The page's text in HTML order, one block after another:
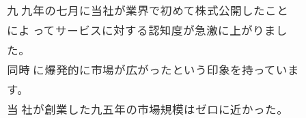
九 九年の七月に当社が業界で初めて株式公開したこと
によ ってサービスに対する認知度が急激に上がりまし
た。
同時 に爆発的に市場が広がったという印象を持っていま
す。
当 社が創業した九五年の市場規模はゼロに近かった。